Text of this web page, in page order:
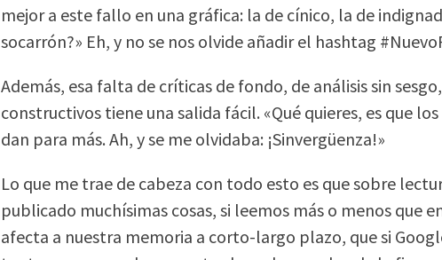
mejor a este fallo en una gráfica: la de cínico, la de
socarrón?» Eh, y no se nos olvide añadir el hashtag
Además, esa falta de críticas de fondo, de análisis sin
constructivos tiene una salida fácil. «Qué quieres, es que
dan para más. Ah, y se me olvidaba: ¡Sinvergüenza!»
Lo que me trae de cabeza con todo esto es que sobre
publicado muchísimas cosas, si leemos más o menos que
afecta a nuestra memoria a corto-largo plazo, que si